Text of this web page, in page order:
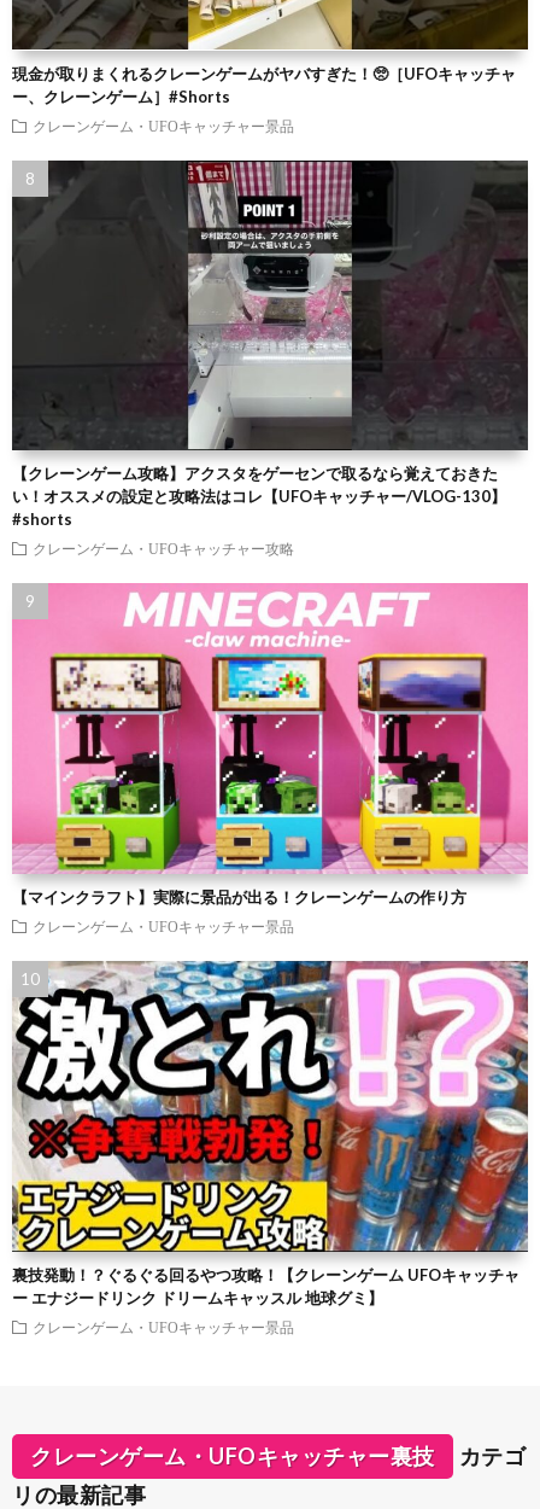
現金が取りまくれるクレーンゲームがヤバすぎた！🥺［UFOキャッチャ
ー、クレーンゲーム］#Shorts
クレーンゲーム・UFOキャッチャー景品
【クレーンゲーム攻略】アクスタをゲーセンで取るなら覚えておきた
い！オススメの設定と攻略法はコレ【UFOキャッチャー/VLOG-130】
#shorts
クレーンゲーム・UFOキャッチャー攻略
【マインクラフト】実際に景品が出る！クレーンゲームの作り方
クレーンゲーム・UFOキャッチャー景品
裏技発動！？ぐるぐる回るやつ攻略！【クレーンゲーム UFOキャッチャ
ー エナジードリンク ドリームキャッスル 地球グミ】
クレーンゲーム・UFOキャッチャー景品
クレーンゲーム・UFOキャッチャー裏技
カテゴ
リの最新記事